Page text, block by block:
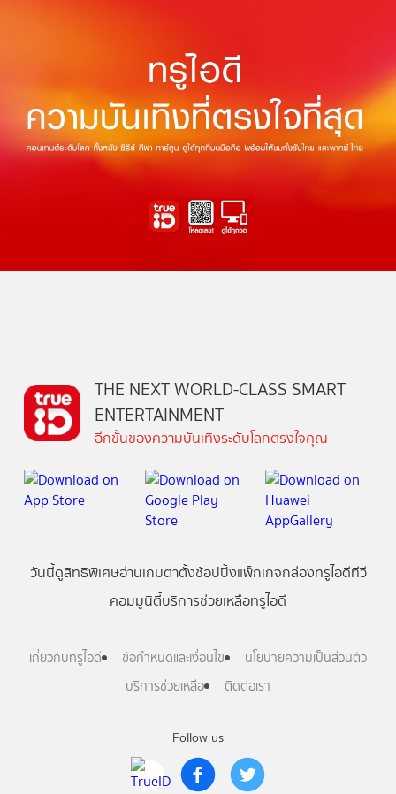
Follow us
THE NEXT WORLD-CLASS SMART
ENTERTAINMENT
อีกขั้นของความบันเทิงระดับโลกตรงใจคุณ
วันนี้ดูสิทธิพิเศษอ่านเกมตาตั้งช้อปปิ้งแพ็กเกจกล่องทรูไอดีทีวี
คอมมูนิตี้บริการช่วยเหลือทรูไอดี
เกี่ยวกับทรูไอดี ข้อกำหนดและเงื่อนไข
นโยบายความเป็นส่วนตัว
บริการช่วยเหลือ
ติดต่อเรา